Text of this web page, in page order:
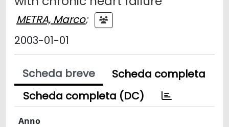
METRA, Marco;
2003-01-01
Scheda breve
Scheda completa
Scheda completa (DC)
Anno